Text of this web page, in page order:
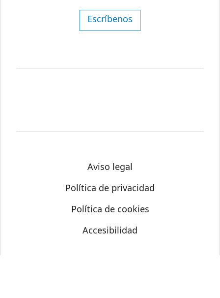
Escríbenos
Aviso legal
Política de privacidad
Política de cookies
Accesibilidad